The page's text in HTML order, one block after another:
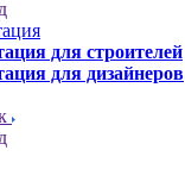
для строителей
для дизайнеров